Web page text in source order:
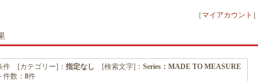
［ マイアカウント ］
件 [カテゴリー]： 指定なし [検索文字]： Series：MADE TO MEASURE
件数： 8件